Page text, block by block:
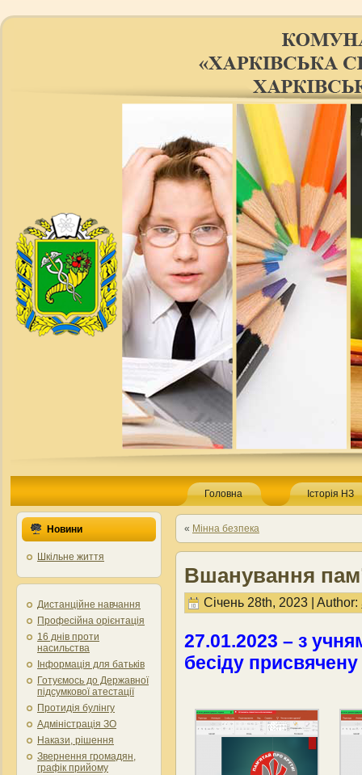
Головна Історія НЗ
Новини
Шкільне життя
Дистанційне навчання
Професійна орієнтація
16 днів проти
насильства
Інформація для батьків
Готуємось до Державної
підсумкової атестації
Протидія булінгу
Адміністрація ЗО
Накази, рішення
Звернення громадян,
графік прийому
« Мінна безпека
Вшанування
Січень 28th, 2023 | Author:
27.01.2023 – з
бесіду